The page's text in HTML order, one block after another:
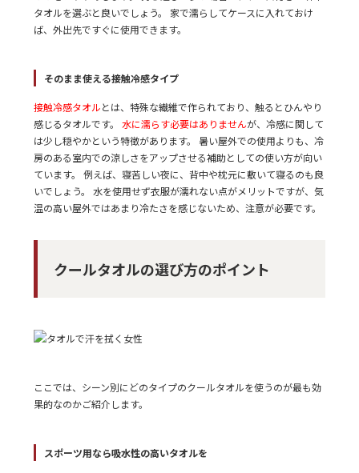
タオルを選ぶと良いでしょう。 家で濡らしてケースに入れておけ
ば、外出先ですぐに使用できます。
そのまま使える接触冷感タイプ
接触冷感タオルとは、特殊な繊維で作られており、触るとひんやり
感じるタオルです。 水に濡らす必要はありませんが、冷感に関して
は少し穏やかという特徴があります。 暑い屋外での使用よりも、冷
房のある室内での涼しさをアップさせる補助としての使い方が向い
ています。 例えば、寝苦しい夜に、背中や枕元に敷いて寝るのも良
いでしょう。 水を使用せず衣服が濡れない点がメリットですが、気
温の高い屋外ではあまり冷たさを感じないため、注意が必要です。
クールタオルの選び方のポイント
ここでは、シーン別にどのタイプのクールタオルを使うのが最も効
果的なのかご紹介します。
スポーツ用なら吸水性の高いタオルを